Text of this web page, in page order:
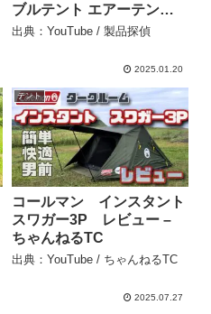
ブルテント エアーテント
オックスフォード ロッジ
ファミリーテント キャン
ドア 遮熱 耐 – 製品探偵
出典：YouTube / 製品探偵
2025.01.20
テント
コールマン インスタント
スワガー3P レビュー –
ちゃんねるTC
出典：YouTube / ちゃんねるTC
2025.07.27